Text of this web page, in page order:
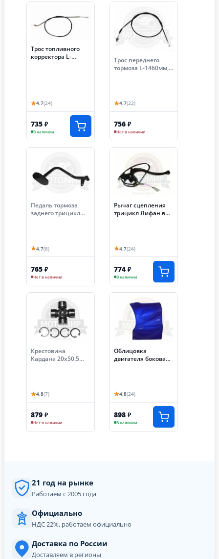
Трос топливного
корректора L-
★4.7(24)
735 ₽
В наличии
Трос переднего
тормоза L-1460мм,
★4.7(22)
756 ₽
Нет в наличии
Педаль тормоза
заднего трицикл
★4.7(8)
765 ₽
Нет в наличии
Рычаг сцепления
трицикл Лифан в
★4.7(24)
774 ₽
В наличии
Крестовина
Кардана 20х50.5
★4.8(7)
879 ₽
Нет в наличии
Облицовка
двигателя боковая
★4.8(24)
898 ₽
В наличии
21 год на рынке
Работаем с 2005 года
Официально
НДС 22%, работаем официально
Доставка по России
Доставляем в регионы